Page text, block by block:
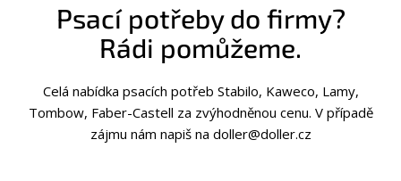
Psací potřeby do firmy?
Rádi pomůžeme.
Celá nabídka psacích potřeb Stabilo, Kaweco, Lamy,
Tombow, Faber-Castell za zvýhodněnou cenu. V případě
zájmu nám napiš na doller@doller.cz